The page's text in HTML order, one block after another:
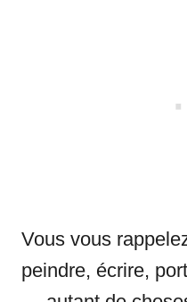
Vous vous
peindre, écrire,